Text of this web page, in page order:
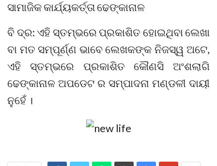
ସାମାଜିକ କାର୍ଯ୍ୟକର୍ତ୍ତା ଢେଙ୍କାନାଳ
ବି ଦ୍ର: ଏହି ସ୍ତମ୍ଭରେ ପ୍ରକାଶିତ ହୋଇଥିବା ଲେଖା
ବା ମତ ସମ୍ପୂର୍ଣ୍ଣ ଭାବେ ଲେଖକଙ୍କ ନିଜସ୍ୱ ଅଟେ,
ଏହି ସ୍ତମ୍ଭରେ ପ୍ରକାଶିତ କୌଣସି ଅଂଶଲାଗି
ଢେଙ୍କାନାଳ ଅପଡେଟ ର ସମ୍ପାଦନା ମଣ୍ଡଳୀ ଦାୟୀ
ନୁହେଁ ।